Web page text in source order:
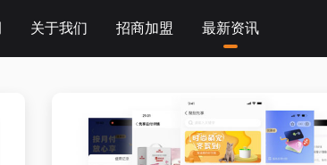
关于我们 招商加盟 最新资讯
宠享未来大会